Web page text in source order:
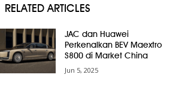
RELATED ARTICLES
JAC dan Huawei
Perkenalkan BEV Maextro
S800 di Market China
Jun 5, 2025